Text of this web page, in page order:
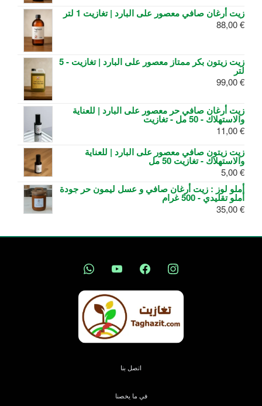
زيت أرغان صافي معصور على البارد | تغازيت 1 لتر
88,00€
زيت زيتون بكر ممتاز معصور على البارد | تغازيت - 5
لتر
99,00€
زيت أرغان صافي حر معصور على البارد | للعناية
والاستهلاك - 50 مل - تغازيت
11,00€
زيت زيتون صافي معصور على البارد | للعناية
والاستهلاك - تغازيت 50 مل
5,00€
أملو لوز : زيت أرغان صافي و عسل ليمون حر جودة
أملو تقليدي - 500 غرام
35,00€
اتصل بنا
في ما يخصنا